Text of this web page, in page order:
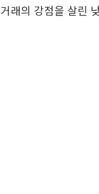
거래의 강점을 살린